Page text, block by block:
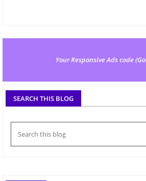
Your Responsive Ads code
SEARCH THIS BLOG